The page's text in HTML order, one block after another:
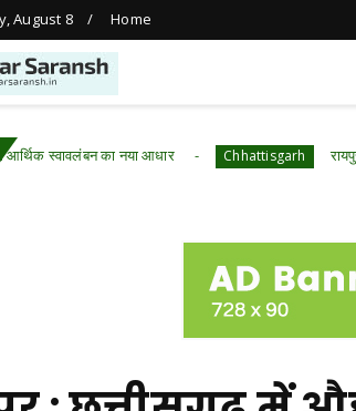
August 8 Home
का नया आधार Chhattisgarh रायपुर : वन